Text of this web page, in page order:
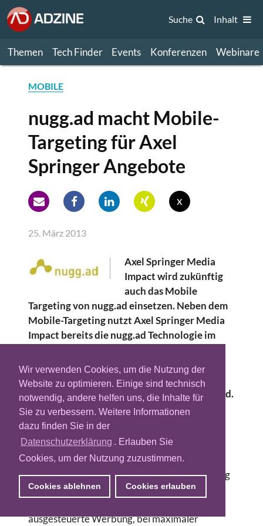
Wir verwenden Cookies, um die Nutzung der
Website zu optimieren. Einige sind technisch
notwendig, andere helfen uns, die Inhalte für
Sie zu verbessern. Weitere Informationen
dazu finden Sie in der
Datenschutzerklärung . Erlauben Sie
Cookies, um der Nutzung zuzustimmen.
Cookies ablehnen Cookies erlauben
Themen Tech Finder Events Konferenzen Webinare
Suche Inhalt
MOBILE
nugg.ad macht Mobile-
Targeting für Axel
Springer Angebote
x
25. März 2013
Axel Springer Media
Impact wird zukünftig
auch das Mobile
Targeting von nugg.ad einsetzen. Neben dem
Mobile-Targeting nutzt Axel Springer Media
Impact bereits die nugg.ad Technologie im
kürzlich gelaunchte Data Management
Plattform „Datafactor“ verwendet Axel
Springer Media Impact Targeting von nugg.ad.
Ilana Rolef, Director Marketing &
Communications bei nugg.ad, zur erweiterten
Zusammenarbeit: „Wir freuen uns, Axel
Springer Media Impact nun auch mit unserer
Mobile-Lösung zu unterstützen. Die Bedeutung
des Mobile-Marktes nimmt rapide zu und wir
ausgesteuerte Werbung, bei maximaler